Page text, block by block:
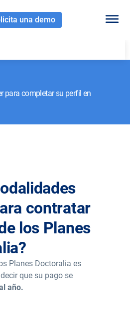
una demo
para completar su perfil en
contratar
los Planes
Planes Doctoralia es
que su pago se
año.